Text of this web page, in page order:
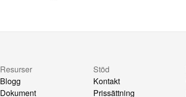
Resurser
Blogg
Dokument
Stöd
Kontakt
Prissättning